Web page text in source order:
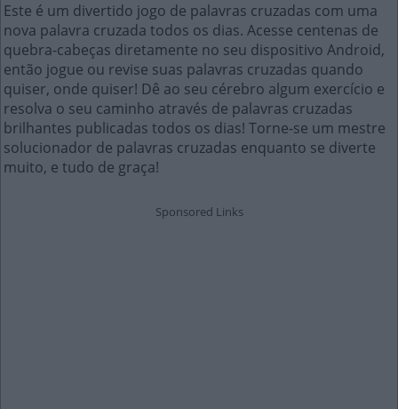
Este é um divertido jogo de palavras cruzadas com uma
nova palavra cruzada todos os dias. Acesse centenas de
quebra-cabeças diretamente no seu dispositivo Android,
então jogue ou revise suas palavras cruzadas quando
quiser, onde quiser! Dê ao seu cérebro algum exercício e
resolva o seu caminho através de palavras cruzadas
brilhantes publicadas todos os dias! Torne-se um mestre
solucionador de palavras cruzadas enquanto se diverte
muito, e tudo de graça!